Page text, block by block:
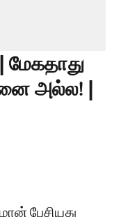
அல்ல! |
பேசியது